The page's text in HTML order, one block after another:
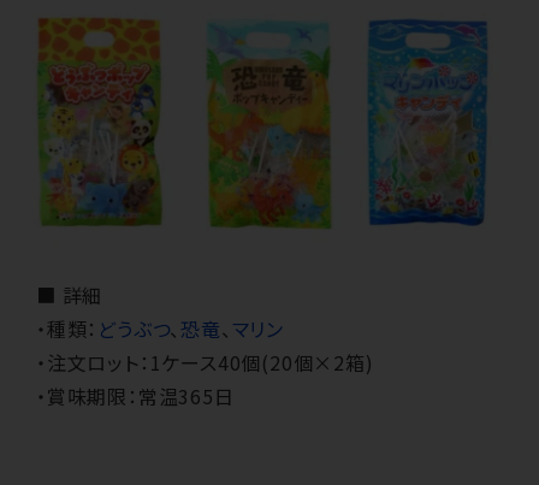
■ 詳細
・種類： どうぶつ、 恐竜、 マリン
・注文ロット：1ケース40個(20個×2箱)
・賞味期限：常温365日